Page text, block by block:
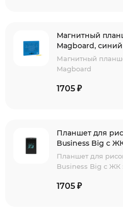
Магнитный
Magboard, синий
Магнитный
Magboard
1705 ₽
Планшет для
Business Big с
Планшет для
Business Big с ЖК
1705 ₽